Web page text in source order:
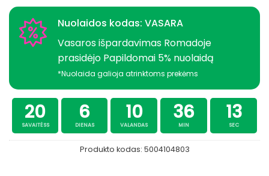
Nuolaidos kodas: VASARA
Vasaros išpardavimas Romadoje
prasidėjo Papildomai 5% nuolaidą
*Nuolaida galioja atrinktoms prekėms
20
SAVAITĖSS
6
DIENAS
10
VALANDAS
36
MIN
12
SEC
Produkto kodas: 5004104803